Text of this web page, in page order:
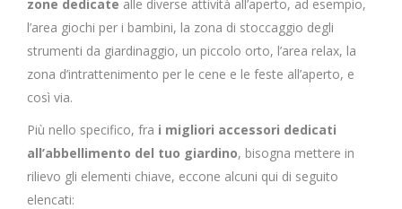
zone dedicate alle diverse attività all’aperto, ad esempio,
l’area giochi per i bambini, la zona di stoccaggio degli
strumenti da giardinaggio, un piccolo orto, l’area relax, la
zona d’intrattenimento per le cene e le feste all’aperto, e
così via.
Più nello specifico, fra i migliori accessori dedicati
all’abbellimento del tuo giardino, bisogna mettere in
rilievo gli elementi chiave, eccone alcuni qui di seguito
elencati: